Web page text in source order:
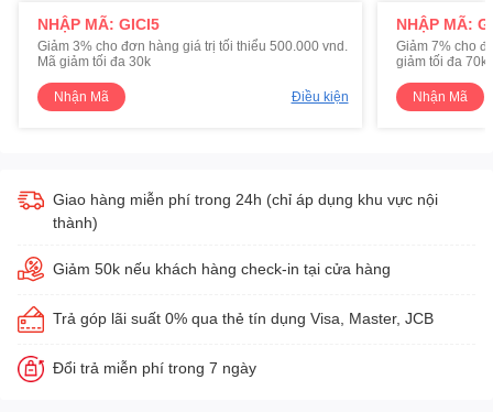
NHẬP MÃ: GICI5
Giảm 3% cho đơn hàng giá trị tối thiểu 500.000 vnd.
Mã giảm tối đa 30k
Nhận Mã Điều kiện
NHẬP MÃ:
Giảm 7% cho
giảm tối đa 70k
Nhận Mã
Giao hàng miễn phí trong 24h (chỉ áp dụng khu vực nội
thành)
Giảm 50k nếu khách hàng check-in tại cửa hàng
Trả góp lãi suất 0% qua thẻ tín dụng Visa, Master, JCB
Đổi trả miễn phí trong 7 ngày